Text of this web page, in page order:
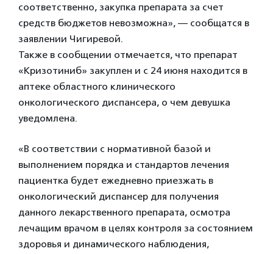
соответственно, закупка препарата за счет
средств бюджетов невозможна», — сообщатся в
заявлении Чигиревой.
Также в сообщении отмечается, что препарат
«Кризотиниб» закуплен и с 24 июня находится в
аптеке областного клинического
онкологического диспансера, о чем девушка
уведомлена.
«В соответствии с нормативной базой и
выполнением порядка и стандартов лечения
пациентка будет ежедневно приезжать в
онкологический диспансер для получения
данного лекарственного препарата, осмотра
лечащим врачом в целях контроля за состоянием
здоровья и динамического наблюдения,